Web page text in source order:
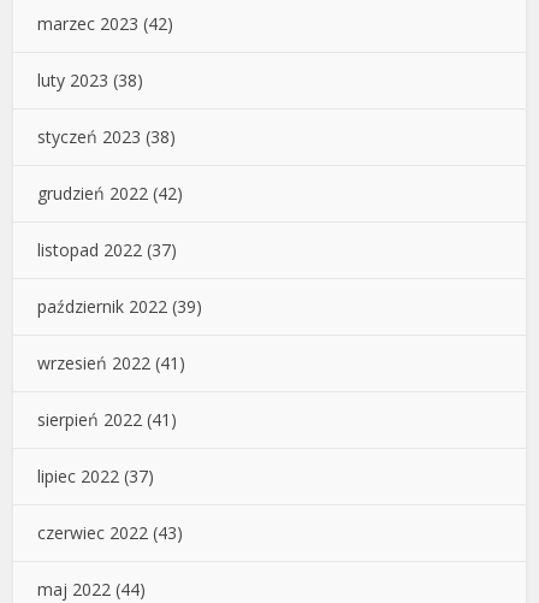
marzec 2023 (42)
luty 2023 (38)
styczeń 2023 (38)
grudzień 2022 (42)
listopad 2022 (37)
październik 2022 (39)
wrzesień 2022 (41)
sierpień 2022 (41)
lipiec 2022 (37)
czerwiec 2022 (43)
maj 2022 (44)